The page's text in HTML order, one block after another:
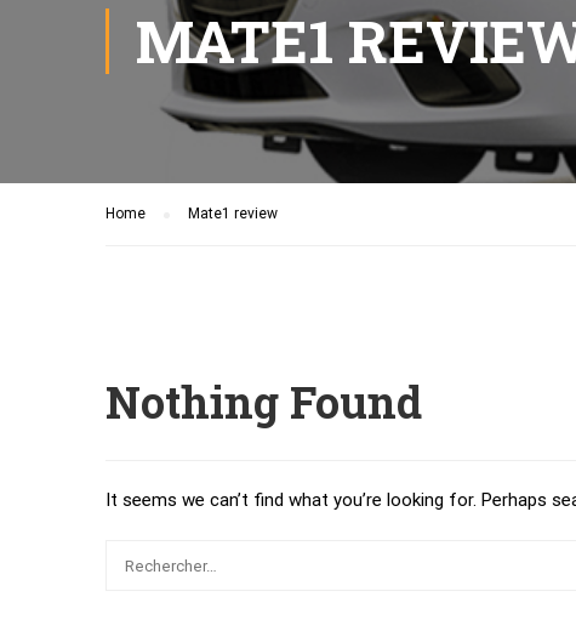
MATE1
Home Mate1 review
Nothing Found
It seems we can’t find what you’re looking for. Perhaps